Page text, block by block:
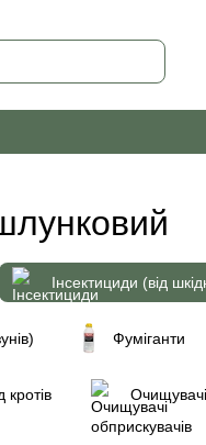
Інсектициди (від
Фуміганти
кротів